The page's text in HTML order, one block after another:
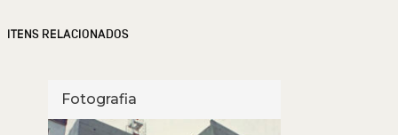
ITENS RELACIONADOS
Fotografia